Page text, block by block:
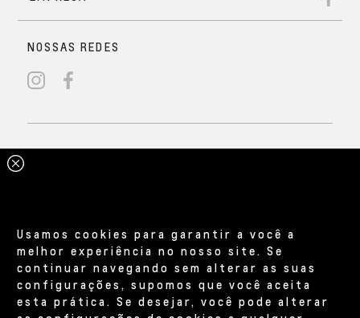
Usamos cookies para garantir a você a
melhor experiência no nosso site. Se
continuar navegando sem alterar as suas
configurações, supomos que você aceita
esta prática. Se desejar, você pode alterar